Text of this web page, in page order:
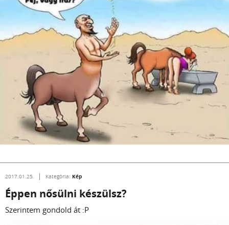
2017.01.25. Kategória: Kép
Éppen nősülni készülsz?
Szerintem gondold át :P